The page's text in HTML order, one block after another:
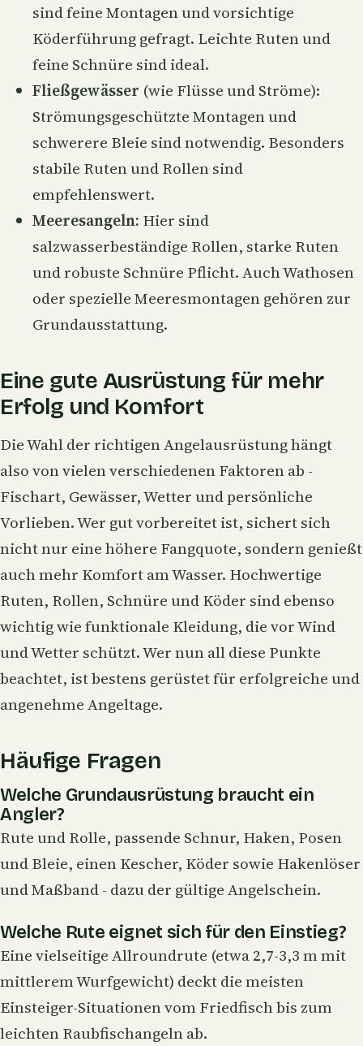
sind feine Montagen und vorsichtige
Köderführung gefragt. Leichte Ruten und
feine Schnüre sind ideal.
Fließgewässer (wie Flüsse und Ströme):
Strömungsgeschützte Montagen und
schwerere Bleie sind notwendig. Besonders
stabile Ruten und Rollen sind
empfehlenswert.
Meeresangeln: Hier sind
salzwasserbeständige Rollen, starke Ruten
und robuste Schnüre Pflicht. Auch Wathosen
oder spezielle Meeresmontagen gehören zur
Grundausstattung.
Eine gute Ausrüstung für mehr
Erfolg und Komfort
Die Wahl der richtigen Angelausrüstung hängt
also von vielen verschiedenen Faktoren ab -
Fischart, Gewässer, Wetter und persönliche
Vorlieben. Wer gut vorbereitet ist, sichert sich
nicht nur eine höhere Fangquote, sondern genießt
auch mehr Komfort am Wasser. Hochwertige
Ruten, Rollen, Schnüre und Köder sind ebenso
wichtig wie funktionale Kleidung, die vor Wind
und Wetter schützt. Wer nun all diese Punkte
beachtet, ist bestens gerüstet für erfolgreiche und
angenehme Angeltage.
Häufige Fragen
Welche Grundausrüstung braucht ein
Angler?
Rute und Rolle, passende Schnur, Haken, Posen
und Bleie, einen Kescher, Köder sowie Hakenlöser
und Maßband - dazu der gültige Angelschein.
Welche Rute eignet sich für den Einstieg?
Eine vielseitige Allroundrute (etwa 2,7-3,3 m mit
mittlerem Wurfgewicht) deckt die meisten
Einsteiger-Situationen vom Friedfisch bis zum
leichten Raubfischangeln ab.